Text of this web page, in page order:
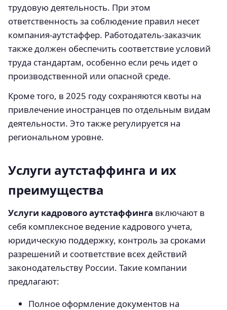
трудовую деятельность. При этом
ответственность за соблюдение правил несет
компания-аутстаффер. Работодатель-заказчик
также должен обеспечить соответствие условий
труда стандартам, особенно если речь идет о
производственной или опасной среде.
Кроме того, в 2025 году сохраняются квоты на
привлечение иностранцев по отдельным видам
деятельности. Это также регулируется на
региональном уровне.
Услуги аутстаффинга и их
преимущества
Услуги кадрового аутстаффинга включают в
себя комплексное ведение кадрового учета,
юридическую поддержку, контроль за сроками
разрешений и соответствие всех действий
законодательству России. Такие компании
предлагают:
Полное оформление документов на